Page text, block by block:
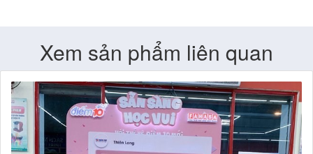
Xem sản phẩm liên quan